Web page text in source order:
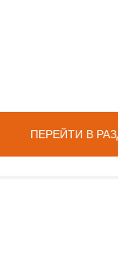
ПЕРЕЙТИ В